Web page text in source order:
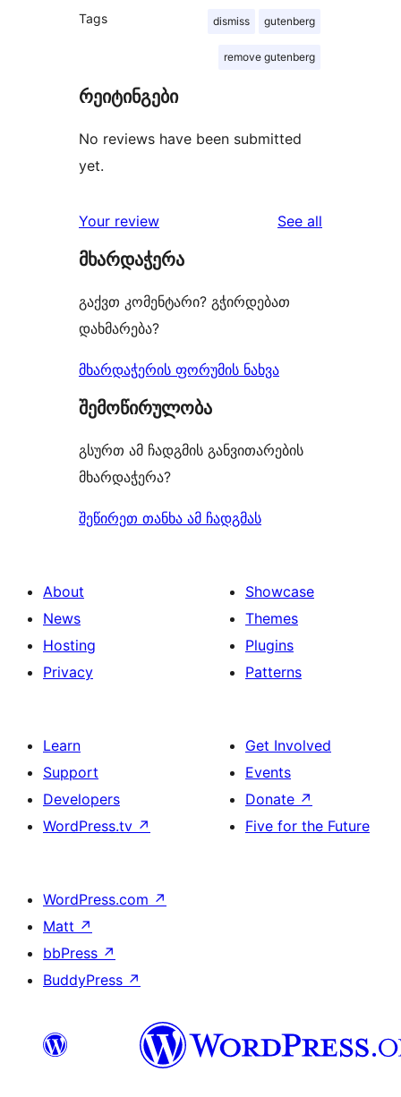
Tags dismiss gutenberg
remove gutenberg
რეიტინგები
No reviews have been submitted
yet.
Your review See all
მხარდაჭერა
გაქვთ კომენტარი? გჭირდებათ
დახმარება?
მხარდაჭერის ფორუმის ნახვა
შემოწირულობა
გსურთ ამ ჩადგმის განვითარების
მხარდაჭერა?
შეწირეთ თანხა ამ ჩადგმას
About
News
Hosting
Privacy
Showcase
Themes
Plugins
Patterns
Learn
Support
Developers
WordPress.tv ↗
Get Involved
Events
Donate ↗
Five for the Future
WordPress.com ↗
Matt ↗
bbPress ↗
BuddyPress ↗